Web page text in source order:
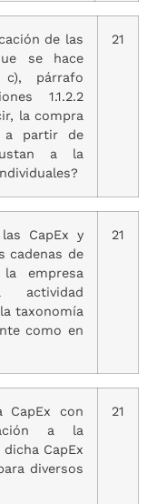
de las
se hace
párrafo
1.1.2.2
la compra
a partir de
a la
21
CapEx y
cadenas de
empresa
actividad
taxonomía
como en
21
CapEx con
a la
CapEx
diversos
21